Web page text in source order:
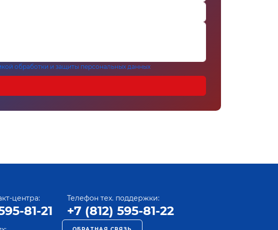
обработки и защиты персональных данных
центра:
81-21
Телефон тех. поддержки:
+7 (812) 595-81-22